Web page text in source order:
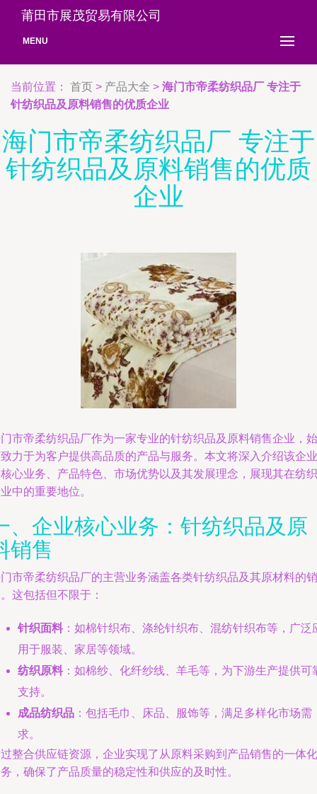
莆田市展茂贸易有限公司
MENU
当前位置： 首页 > 产品大全 > 海门市帝柔纺织品厂 专注于
针纺织品及原料销售的优质企业
海门市帝柔纺织品厂 专注于
针纺织品及原料销售的优质
企业
市帝柔纺织品厂作为一家专业的针纺织品及原料销售企业，始
力于为客户提供高品质的产品与服务。本文将深入介绍该企业
心业务、产品特色、市场优势以及其发展理念，展现其在纺织
中的重要地位。
、企业核心业务：针纺织品及原
销售
市帝柔纺织品厂的主营业务涵盖各类针纺织品及其原材料的销
这包括但不限于：
针织面料 ：如棉针织布、涤纶针织布、混纺针织布等，广泛
用于服装、家居等领域。
纺织原料 ：如棉纱、化纤纱线、羊毛等，为下游生产提供可
支持。
成品纺织品 ：包括毛巾、床品、服饰等，满足多样化市场需
求。
整合供应链资源，企业实现了从原料采购到产品销售的一体化
，确保了产品质量的稳定性和供应的及时性。